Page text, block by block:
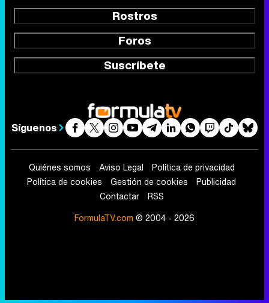
Rostros
Foros
Suscríbete
Síguenos
Quiénes somos Aviso Legal
Política de privacidad
Política de cookies
Gestión de cookies
Publicidad
Contactar
RSS
FormulaTV.com © 2004 - 2026